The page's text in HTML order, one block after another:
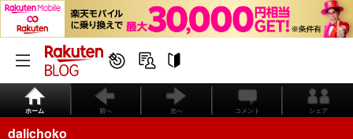
ホーム 前へ 次へ コメント シェア
dalichoko